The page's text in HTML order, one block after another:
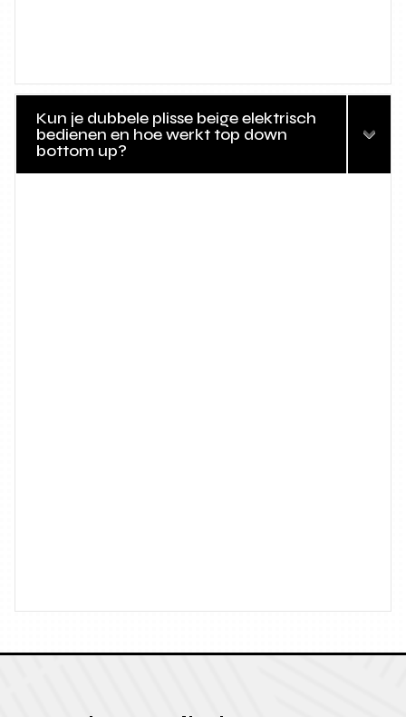
Kun je dubbele plisse beige elektrisch
bedienen en hoe werkt top down
bottom up?